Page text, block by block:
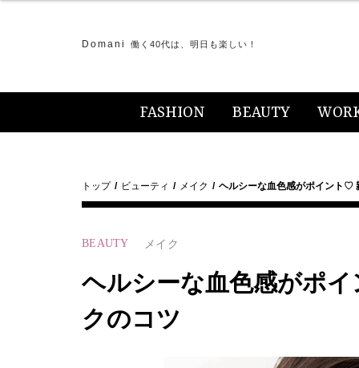
Domani 働く40代は、明日も楽しい！
FASHION BEAUTY
トップ ビューティ メイク ヘルシーな血色感がポイント♡
BEAUTY メイク
ヘルシーな血色感がポ
クのコツ